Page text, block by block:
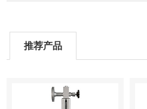
推荐产品